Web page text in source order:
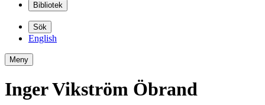
Bibliotek
Sök
English
Meny
Inger Vikström Öbrand